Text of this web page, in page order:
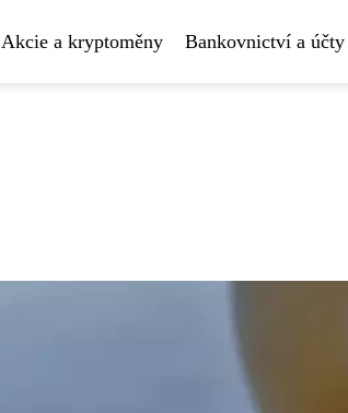
Akcie a kryptoměny Bankovnictví a účty